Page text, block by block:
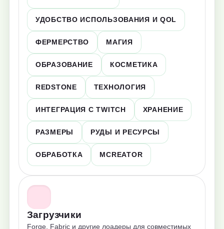
УДОБСТВО ИСПОЛЬЗОВАНИЯ И QOL
ФЕРМЕРСТВО МАГИЯ
ОБРАЗОВАНИЕ КОСМЕТИКА
REDSTONE ТЕХНОЛОГИЯ
ИНТЕГРАЦИЯ С TWITCH ХРАНЕНИЕ
РАЗМЕРЫ РУДЫ И РЕСУРСЫ
ОБРАБОТКА MCREATOR
Загрузчики
Forge, Fabric и другие лоадеры для совместимых